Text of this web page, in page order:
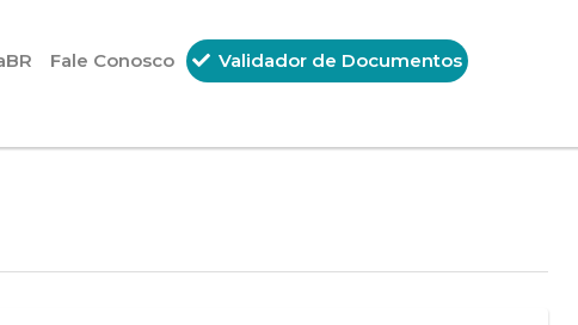
Fale Conosco Validador de Documentos